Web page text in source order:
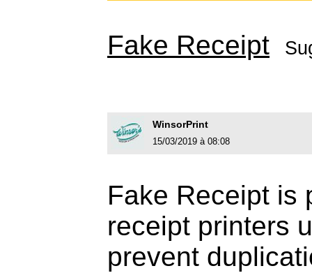
Fake Receipt
WinsorPrint
15/03/2019 à 08:08
Fake Receipt is
receipt printers
prevent